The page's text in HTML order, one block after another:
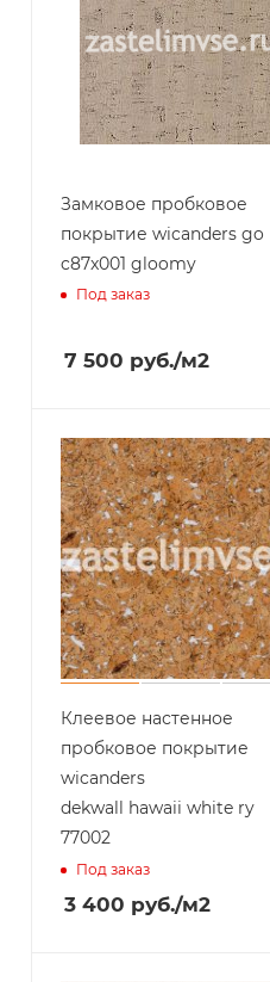
Замковое пробковое
покрытие wicanders go
c87x001 gloomy
Под заказ
7 500 руб./м2
Клеевое настенное
пробковое покрытие
wicanders
dekwall hawaii white ry
77002
Под заказ
3 400 руб./м2